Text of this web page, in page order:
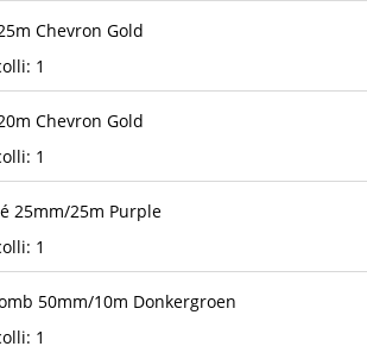
Chevron Gold
1
Chevron Gold
1
25mm/25m Purple
1
50mm/10m Donkergroen
1